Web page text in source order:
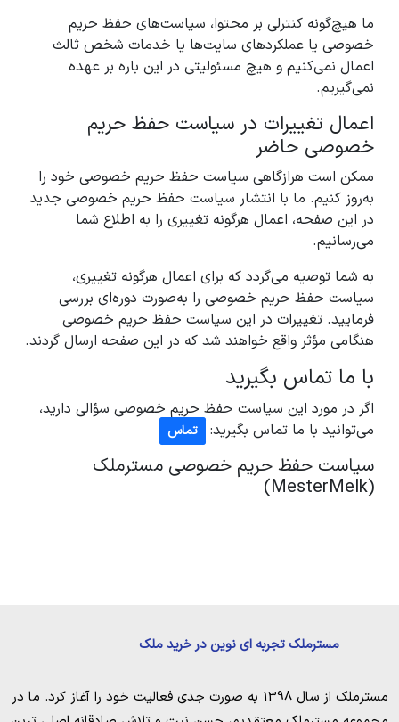
ما هیچ‌گونه کنترلی بر محتوا، سیاست‌های حفظ حریم
خصوصی یا عملکردهای سایت‌ها یا خدمات شخص ثالث
اعمال نمی‌کنیم و هیچ مسئولیتی در این باره بر عهده
نمی‌گیریم.
اعمال تغییرات در سیاست حفظ حریم
خصوصی حاضر
ممکن است هرازگاهی سیاست حفظ حریم خصوصی خود را
به‌روز کنیم. ما با انتشار سیاست حفظ حریم خصوصی جدید
در این صفحه، اعمال هرگونه تغییری را به اطلاع شما
می‌رسانیم.
به شما توصیه می‌گردد که برای اعمال هرگونه تغییری،
سیاست حفظ حریم خصوصی را به‌صورت دوره‌ای بررسی
فرمایید. تغییرات در این سیاست حفظ حریم خصوصی
هنگامی مؤثر واقع خواهند شد که در این صفحه ارسال گردند.
با ما تماس بگیرید
اگر در مورد این سیاست حفظ حریم خصوصی سؤالی دارید،
می‌توانید با ما تماس بگیرید:
تماس
سیاست حفظ حریم خصوصی مسترملک
(MesterMelk)
مسترملک تجربه ای نوین در خرید ملک
مسترملک
از سال 1398 به صورت جدی فعالیت خود را آغاز کرد. ما در